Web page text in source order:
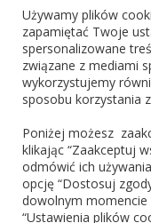
Blik
Używamy plików
zapamiętać Twoje
spersonalizowane
związane z mediami
wykorzystujemy
sposobu korzystania
Poniżej możesz
klikając “Zaakceptuj
odmówić ich
opcję “Dostosuj
dowolnym momencie
“Ustawienia plików